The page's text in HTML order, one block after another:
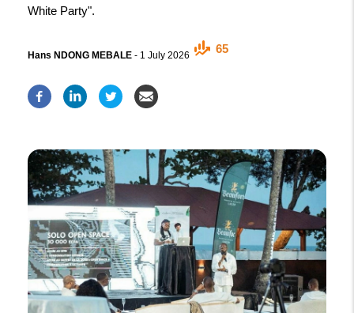
White Party".
Hans NDONG MEBALE - 1 July 2026
65